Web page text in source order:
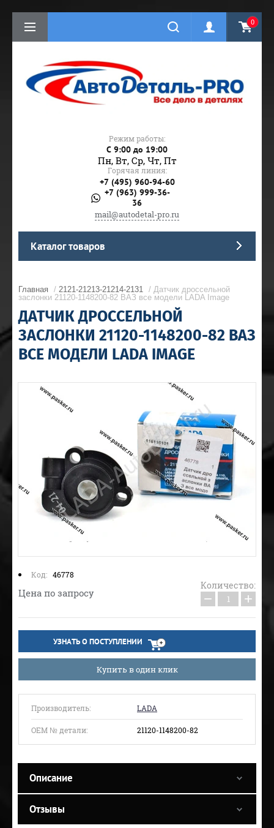
0
Режим работы:
C 9:00 до 19:00
Пн, Вт, Ср, Чт, Пт
Горячая линия:
+7 (495) 960-94-60
+7 (963) 999-36-
36
mail@autodetal-pro.ru
Каталог товаров
Главная / 2121-21213-21214-2131 / Датчик дроссельной
заслонки 21120-1148200-82 ВАЗ все модели LADA Image
ДАТЧИК ДРОССЕЛЬНОЙ
ЗАСЛОНКИ 21120-1148200-82 ВАЗ
ВСЕ МОДЕЛИ LADA IMAGE
Код: 46778
Цена по запросу
Количество:
− +
УЗНАТЬ О ПОСТУПЛЕНИИ
Купить в один клик
Производитель: LADA
ОЕМ № детали: 21120-1148200-82
Описание
Отзывы